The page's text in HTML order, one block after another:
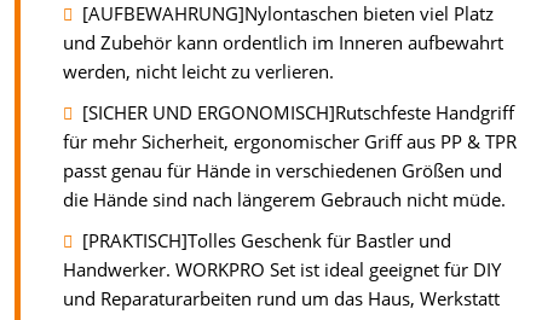
[AUFBEWAHRUNG]Nylontaschen bieten viel Platz
und Zubehör kann ordentlich im Inneren aufbewahrt
werden, nicht leicht zu verlieren.
[SICHER UND ERGONOMISCH]Rutschfeste Handgriff
für mehr Sicherheit, ergonomischer Griff aus PP & TPR
passt genau für Hände in verschiedenen Größen und
die Hände sind nach längerem Gebrauch nicht müde.
[PRAKTISCH]Tolles Geschenk für Bastler und
Handwerker. WORKPRO Set ist ideal geeignet für DIY
und Reparaturarbeiten rund um das Haus, Werkstatt